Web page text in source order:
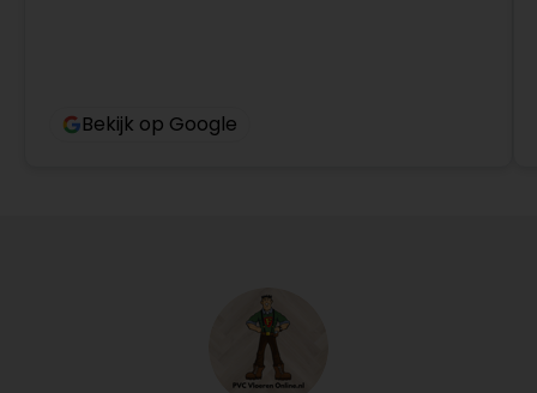
Bekijk op Google